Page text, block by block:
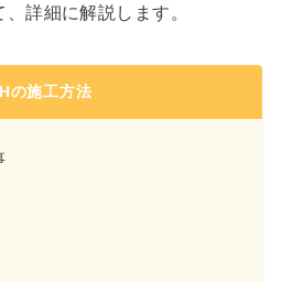
詳細に解説します。
の施工方法